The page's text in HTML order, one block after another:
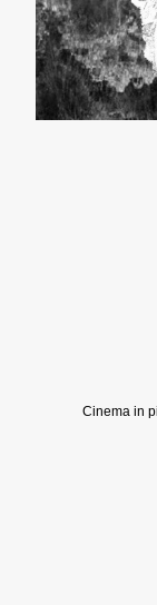
Cinema in